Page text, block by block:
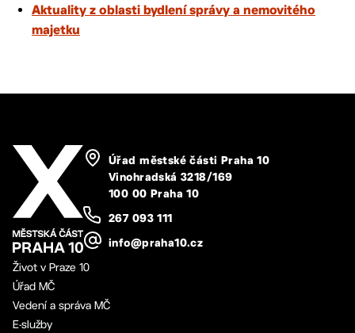
Aktuality z oblasti bydlení správy a nemovitého
majetku
Úřad městské části Praha 10
Vinohradská 3218/169
100 00 Praha 10
267 093 111
info@praha10.cz
Život v Praze 10
Úřad MČ
Vedení a správa MČ
E-služby